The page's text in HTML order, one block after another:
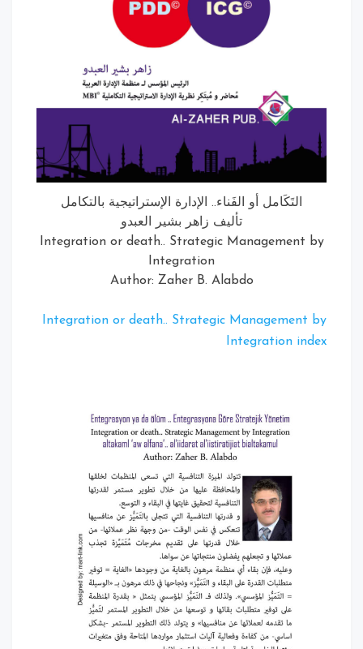
التَكَامل أو الفَناء.. الإدارة الإستراتيجية بالتكامل
تأليف زاهر بشير العبدو
Integration or death.. Strategic Management
Integration
Author: Zaher B. Alabdo
Integration or death.. Strategic
Integration